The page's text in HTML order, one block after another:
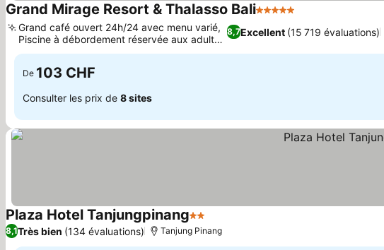
Grand Mirage Resort & Thalasso Bali5 Étoiles
8,7Excellent (15 719 évaluations)
Grand café ouvert 24h/24 avec menu varié,
Piscine à débordement réservée aux adultes
face à l'océan
De 103 CHF
Consulter les prix de 8 sites
Plaza Hotel Tanjungpinang2 Étoiles
8,1Très bien (134 évaluations) Tanjung Pinang